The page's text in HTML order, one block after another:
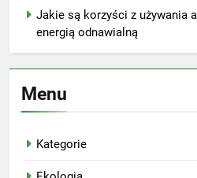
Jakie są korzyści z używania
energią odnawialną
Menu
Kategorie